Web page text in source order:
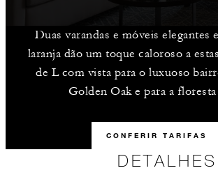
Duas varandas e móveis elegantes
laranja dão um toque caloroso a
de L com vista para o luxuoso
Golden Oak e para a
CONFERIR TARIFAS
DETALHES